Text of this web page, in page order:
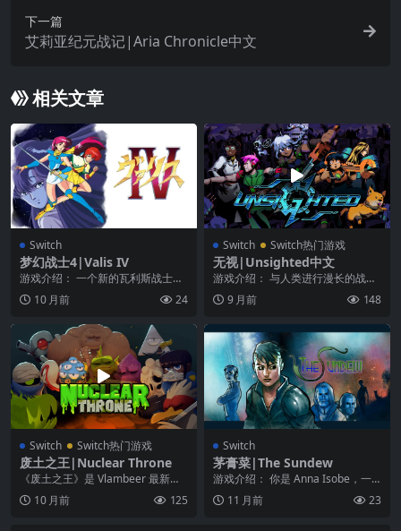
下一篇
艾莉亚纪元战记|Aria Chronicle中文
相关文章
Switch
梦幻战士4|Valis IV
游戏介绍： 一个新的瓦利斯战士诞
生了! 邪恶的国王 Galgear 和他的
将军们...
10 月前 24
Switch Switch热门游戏
无视|Unsighted中文
游戏介绍： 与人类进行漫长的战争
后，Arcadia 上的机器人已所剩无
几，让所有...
9 月前 148
Switch Switch热门游戏
废土之王|Nuclear Throne
《废土之王》是 Vlambeer 最新的
动作 Roguelike-like，描述...
10 月前 125
Switch
茅膏菜|The Sundew
游戏介绍： 你是 Anna Isobe，一
个被进步抛弃的机械人警察，被推
入一个全...
11 月前 23